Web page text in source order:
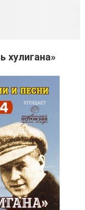
хулигана»